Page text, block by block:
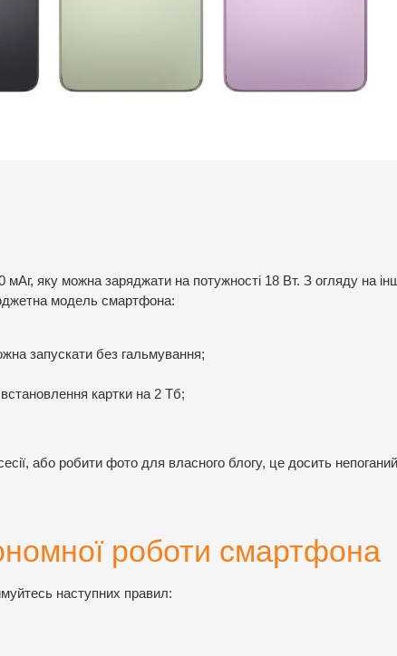
яку можна заряджати на потужності 18 Вт. З огляду на
модель смартфона:
запускати без гальмування;
картки на 2 Тб;
або робити фото для власного блогу, це досить
роботи смартфона
наступних правил: